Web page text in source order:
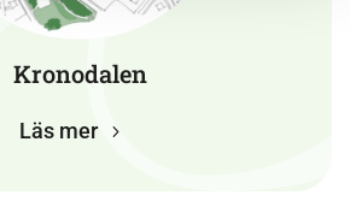
Kronodalen
Läs mer